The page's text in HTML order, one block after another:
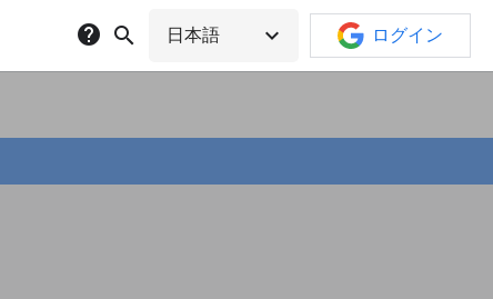
help search 日本語 expand_more ログイン